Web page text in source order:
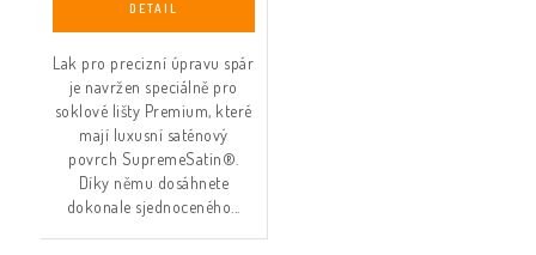
Lak pro precizní úpravu spár
je navržen speciálně pro
soklové lišty Premium, které
mají luxusní saténový
povrch SupremeSatin®.
Díky němu dosáhnete
dokonale sjednoceného...